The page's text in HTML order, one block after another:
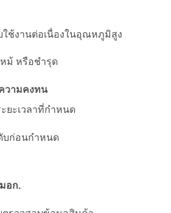
ใช้งานต่อเนื่องในอุณหภูมิสูง
หม้ หรือชำรุด
วามคงทน
ยะเวลาที่กำหนด
บก่อนกำหนด
อก.